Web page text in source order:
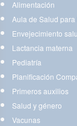
Alimentación
Aula de Salud
Envejecimiento
Lactancia materna
Pediatría
Planificación
Primeros auxilios
Salud y género
Vacunas